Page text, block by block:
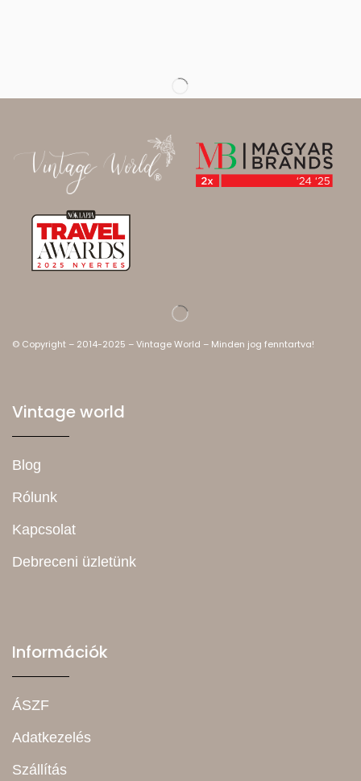
© Copyright – 2014-2025 – Vintage World – Minden jog fenntartva!
Vintage world
Blog
Rólunk
Kapcsolat
Debreceni üzletünk
Információk
ÁSZF
Adatkezelés
Szállítás